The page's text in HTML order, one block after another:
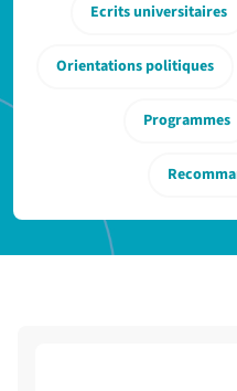
Ecrits universitaires
Orientations politiques
Programmes